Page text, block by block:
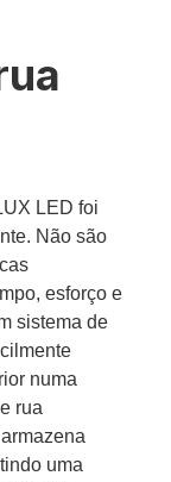
LED foi
Não são
esforço e
sistema de
numa
rua
uma